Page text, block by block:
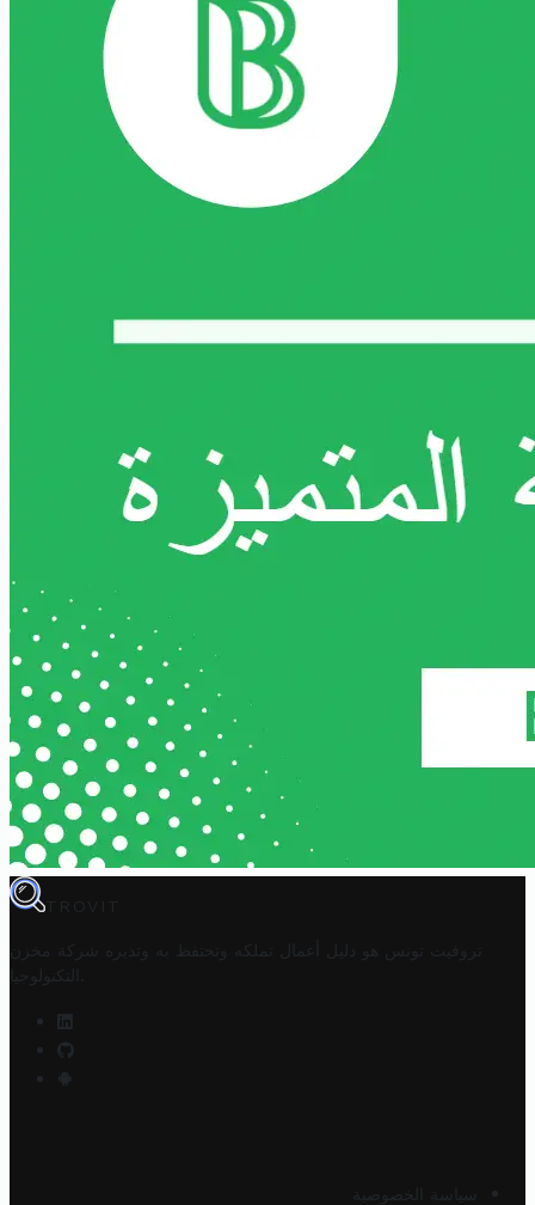
TROVIT
تروفيت تونس هو دليل أعمال تملكه وتحتفظ به وتديره
شركة مخزن
التكنولوجيا
سياسة الخصوصية